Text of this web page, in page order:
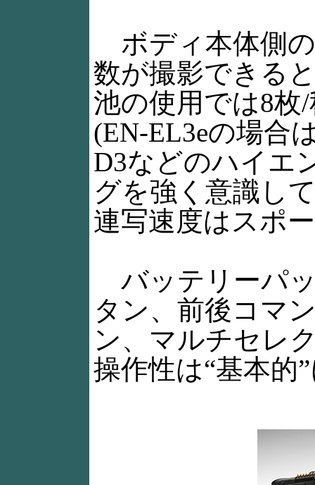
ボディ本体側
数が撮影できる
池の使用では8枚
(EN-EL3eの場合
D3などのハイエ
グを強く意識し
連写速度はスポ
バッテリーパ
タン、前後コマ
ン、マルチセレ
操作性は“基本的